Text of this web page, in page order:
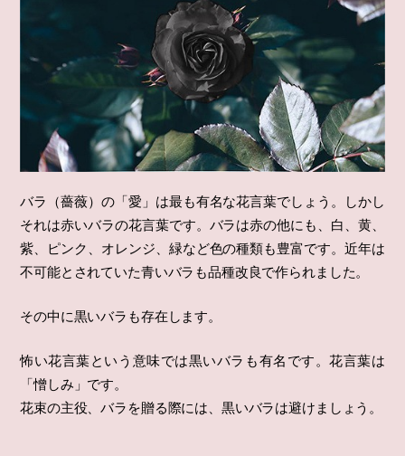
バラ（薔薇）の「愛」は最も有名な花言葉でしょう。しかし
それは赤いバラの花言葉です。バラは赤の他にも、白、黄、
紫、ピンク、オレンジ、緑など色の種類も豊富です。近年は
不可能とされていた青いバラも品種改良で作られました。
その中に黒いバラも存在します。
怖い花言葉という意味では黒いバラも有名です。花言葉は
「憎しみ」です。
花束の主役、バラを贈る際には、黒いバラは避けましょう。